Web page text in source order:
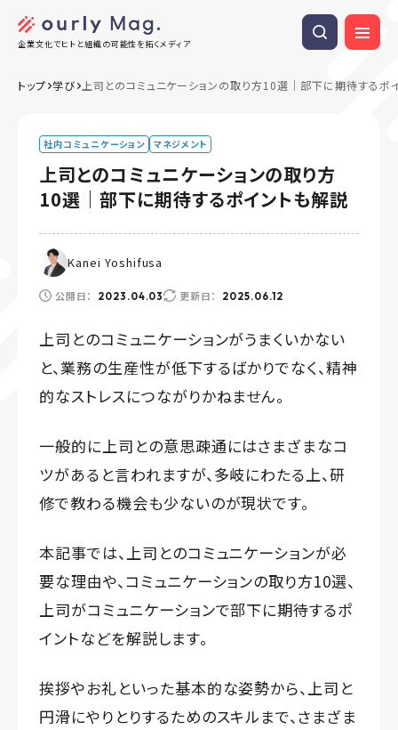
企業文化でヒトと組織の可能性を拓くメディア
トップ 学び 上司とのコミュニケーションの取り方10選｜部下に期待するポ
社内コミュニケーション マネジメント
上司とのコミュニケーションの取り方
10選｜部下に期待するポイントも解説
Kanei Yoshifusa
公開日： 2023.04.03 更新日： 2025.06.12
上司とのコミュニケーションがうまくいかない
と、業務の生産性が低下するばかりでなく、精神
的なストレスにつながりかねません。
一般的に上司との意思疎通にはさまざまなコ
ツがあると言われますが、多岐にわたる上、研
修で教わる機会も少ないのが現状です。
本記事では、上司とのコミュニケーションが必
要な理由や、コミュニケーションの取り方10選、
上司がコミュニケーションで部下に期待するポ
イントなどを解説します。
挨拶やお礼といった基本的な姿勢から、上司と
円滑にやりとりするためのスキルまで、さまざま